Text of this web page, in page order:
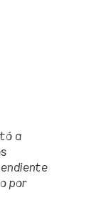
a
por